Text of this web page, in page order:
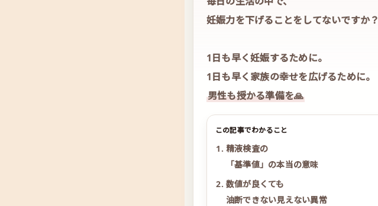
妊娠力を下げることをしてないですか？
1日も早く妊娠するために。
1日も早く家族の幸せを広げるために。
男性も授かる準備を🙏
この記事でわかること
精液検査の
「基準値」の本当の意味
数値が良くても
油断できない見えない異常